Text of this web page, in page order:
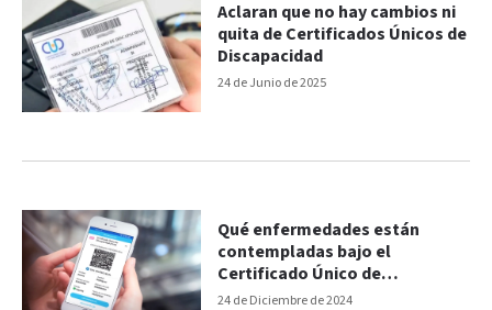
24 de Junio de 2025
Aclaran que no hay cambios ni
quita de Certificados Únicos de
Discapacidad
24 de Diciembre de 2024
Qué enfermedades están
contempladas bajo el
Certificado Único de
Discapacidad